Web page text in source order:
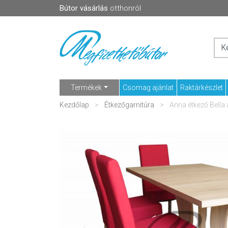
Bútor vásárlás otthonról
Termékek Csomag ajánlat Raktárkészlet
Kezdőlap Étkezőgarnitúra Anna étkező